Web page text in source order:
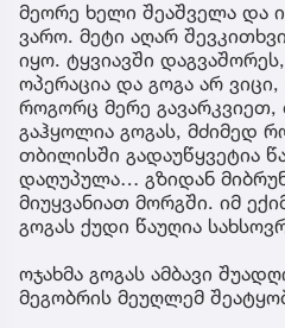
მეორე ხელი შეაშველა და
ვარო. მეტი აღარ
იყო. ტყვიავში
ოპერაცია და გოგა არ ვიცი,
როგორც მერე გავარკვიეთ,
გაჰყოლია გოგას, მძიმედ
თბილისში გადაუწყვეტია
დაღუპულა… გზიდან
მიუყვანიათ მორგში. იმ
გოგას ქუდი წაუღია
ოჯახმა გოგას ამბავი
მეგობრის მეუღლემ